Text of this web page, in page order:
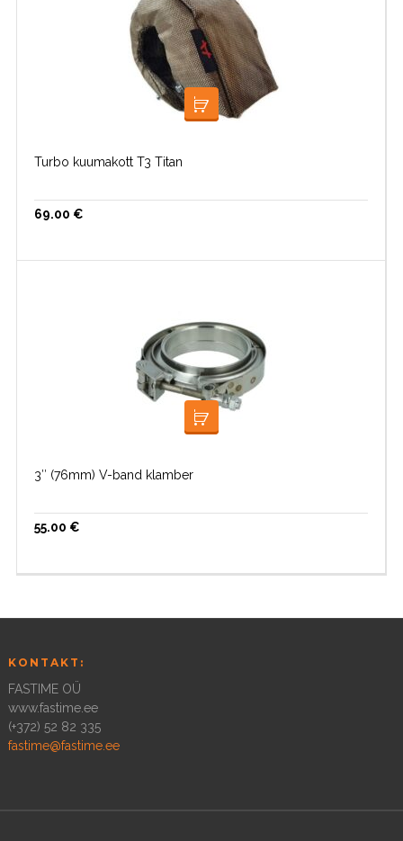
LISA KORVI
Turbo kuumakott T3 Titan
69.00 €
LISA KORVI
3″ (76mm) V-band klamber
55.00 €
KONTAKT:
FASTIME OÜ
www.fastime.ee
(+372) 52 82 335
fastime@fastime.ee